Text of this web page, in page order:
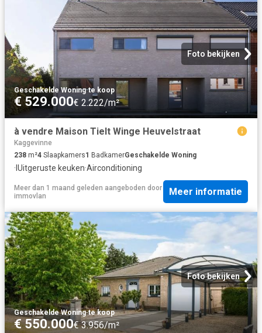
Foto bekijken
Geschakelde Woning·te koop
€ 529.000€ 2.222/m²
à vendre Maison Tielt Winge Heuvelstraat
Kaggevinne
238 m²4 Slaapkamers1 BadkamerGeschakelde Woning
· IUitgeruste keuken·Airconditioning
Meer dan 1 maand geleden aangeboden door
immovlan
Meer informatie
Foto bekijken
Geschakelde Woning·te koop
€ 550.000€ 3.956/m²